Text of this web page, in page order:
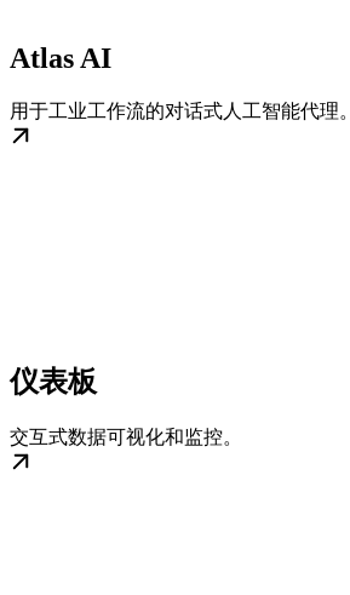
Atlas AI
用于工业工作流的对话式人工智能代理。
仪表板
交互式数据可视化和监控。